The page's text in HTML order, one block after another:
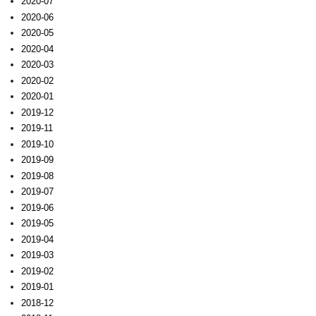
2020-06
2020-05
2020-04
2020-03
2020-02
2020-01
2019-12
2019-11
2019-10
2019-09
2019-08
2019-07
2019-06
2019-05
2019-04
2019-03
2019-02
2019-01
2018-12